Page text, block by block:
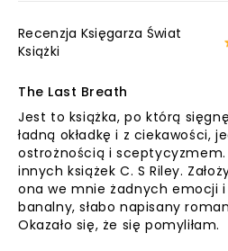
Recenzja Księgarza Świat
Książki
The Last Breath
Jest to książka, po którą
ładną okładkę i z ciekawości,
ostrożnością i sceptycyzmem.
innych książek C. S Riley.
ona we mnie żadnych emocji
banalny, słabo napisany
Okazało się, że się pomyliłam.